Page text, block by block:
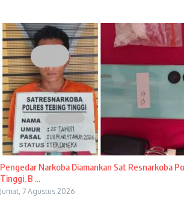
Pengedar Narkoba Diamankan Sat Resnarkoba
Tinggi, B ...
Jumat, 7 Agustus 2026